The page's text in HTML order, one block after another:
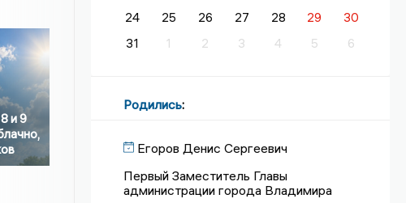
и 9
24
25 26 27 28 29
30
31
1 2 3 4 5 6
Родились:
Егоров Денис Сергеевич
Первый Заместитель Главы
администрации города Владимира